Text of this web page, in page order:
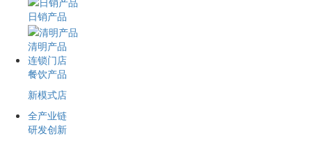
日销产品
清明产品
连锁门店
餐饮产品
新模式店
全产业链
研发创新